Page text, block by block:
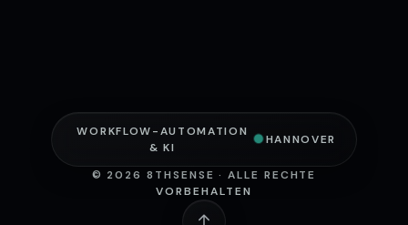
© 2026 8THSENSE · ALLE RECHTE
VORBEHALTEN
WORKFLOW-AUTOMATION
& KI
●HANNOVER